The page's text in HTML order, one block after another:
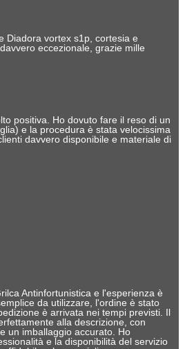
Diadora vortex s1p, cortesia e
eccezionale, grazie mille
positiva. Ho dovuto fare il reso di un
e la procedura è stata velocissima
davvero disponibile e materiale di
Antinfortunistica e l'esperienza è
da utilizzare, l'ordine è stato
è arrivata nei tempi previsti. Il
alla descrizione, con
un imballaggio accurato. Ho
e la disponibilità del servizio